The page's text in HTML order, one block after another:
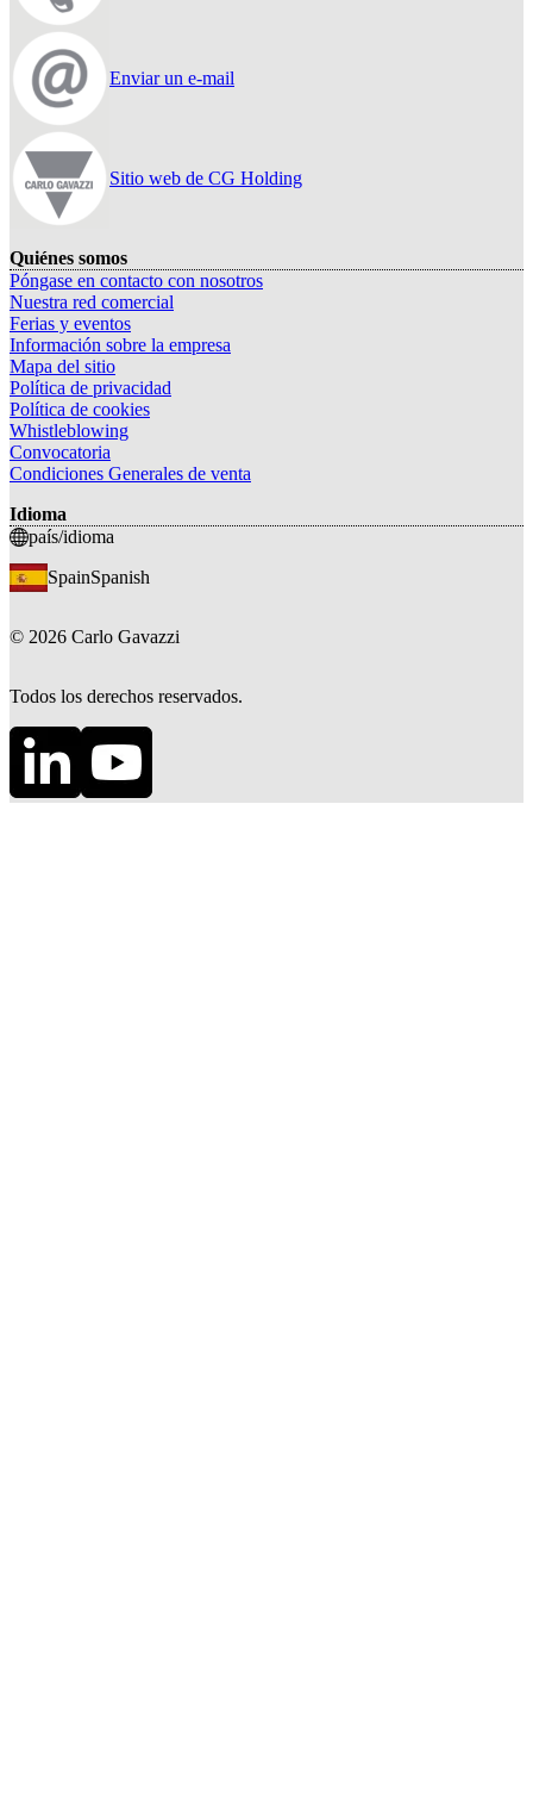
Enviar un e-mail
Sitio web de CG Holding
Quiénes somos
Póngase en contacto con nosotros
Nuestra red comercial
Ferias y eventos
Información sobre la empresa
Mapa del sitio
Política de privacidad
Política de cookies
Whistleblowing
Convocatoria
Condiciones Generales de venta
Idioma
país/idioma
SpainSpanish
© 2026 Carlo Gavazzi
Todos los derechos reservados.